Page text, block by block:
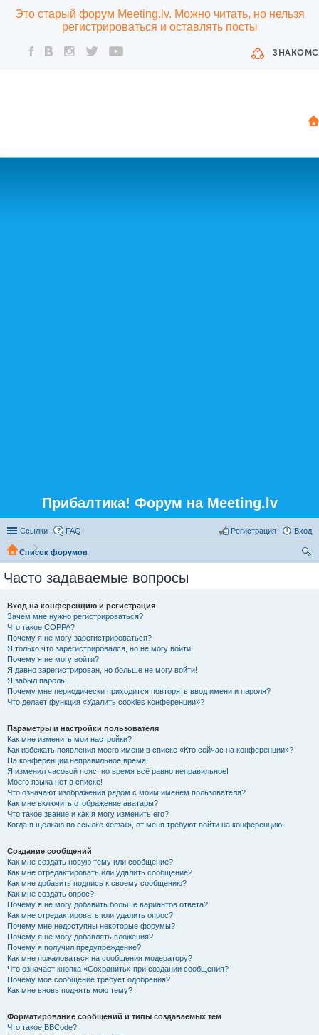
Это старый форум Meeting.lv. Можно читать, но нельзя
регистрироваться и оставлять посты
Прибалтика! Форум на Meeting.lv
Ссылки FAQ Вход
Регистрация
Список форумов
Часто задаваемые вопросы
Вход на конференцию и регистрация
Зачем мне нужно регистрироваться?
Что такое COPPA?
Почему я не могу зарегистрироваться?
Я только что зарегистрировался, но не могу войти!
Почему я не могу войти?
Я давно зарегистрирован, но больше не могу войти!
Я забыл пароль!
Почему мне периодически приходится повторять ввод имени и пароля?
Что делает функция «Удалить cookies конференции»?
Параметры и настройки пользователя
Как мне изменить мои настройки?
Как избежать появления моего имени в списке «Кто сейчас на конференции»?
На конференции неправильное время!
Я изменил часовой пояс, но время всё равно неправильное!
Моего языка нет в списке!
Что означают изображения рядом с моим именем пользователя?
Как мне включить отображение аватары?
Что такое звание и как я могу изменить его?
Когда я щёлкаю по ссылке «email», от меня требуют войти на конференцию!
Создание сообщений
Как мне создать новую тему или сообщение?
Как мне отредактировать или удалить сообщение?
Как мне добавить подпись к своему сообщению?
Как мне создать опрос?
Почему я не могу добавить больше вариантов ответа?
Как мне отредактировать или удалить опрос?
Почему мне недоступны некоторые форумы?
Почему я не могу добавлять вложения?
Почему я получил предупреждение?
Как мне пожаловаться на сообщения модератору?
Что означает кнопка «Сохранить» при создании сообщения?
Почему моё сообщение требует одобрения?
Как мне вновь поднять мою тему?
Форматирование сообщений и типы создаваемых тем
Что такое BBCode?